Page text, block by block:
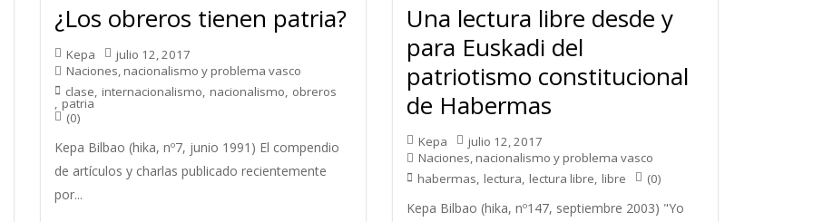
¿Los obreros tienen patria?
Kepa
julio 12, 2017
Naciones, nacionalismo y problema vasco
clase, internacionalismo, nacionalismo, obreros
, patria
(0)
Kepa Bilbao (hika, nº7, junio 1991) El compendio
de artículos y charlas publicado recientemente
por...
Una lectura libre desde y
para Euskadi del
patriotismo constitucional
de Habermas
Kepa
julio 12, 2017
Naciones, nacionalismo y problema vasco
habermas, lectura, lectura libre, libre (0)
Kepa Bilbao (hika, nº147, septiembre 2003) "Yo